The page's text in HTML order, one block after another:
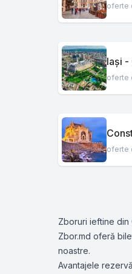
oferte
Iași -
oferte
oferte
Zboruri ieftine din
Zbor.md oferă
noastre.
Avantajele